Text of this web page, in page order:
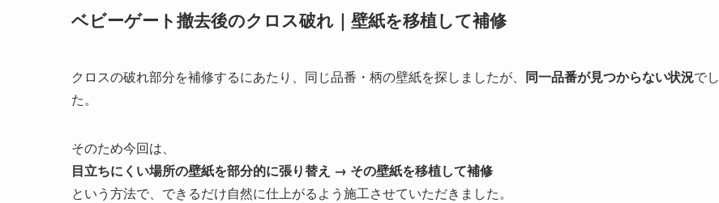
ベビーゲート撤去後のクロス破れ｜壁紙を移植して補修
クロスの破れ部分を補修するにあたり、同じ品番・柄の壁紙を探しましたが、 同一品番が見つからない状況でし
た。
そのため今回は、
目立ちにくい場所の壁紙を部分的に張り替え → その壁紙を移植して補修
という方法で、できるだけ自然に仕上がるよう施工させていただきました。